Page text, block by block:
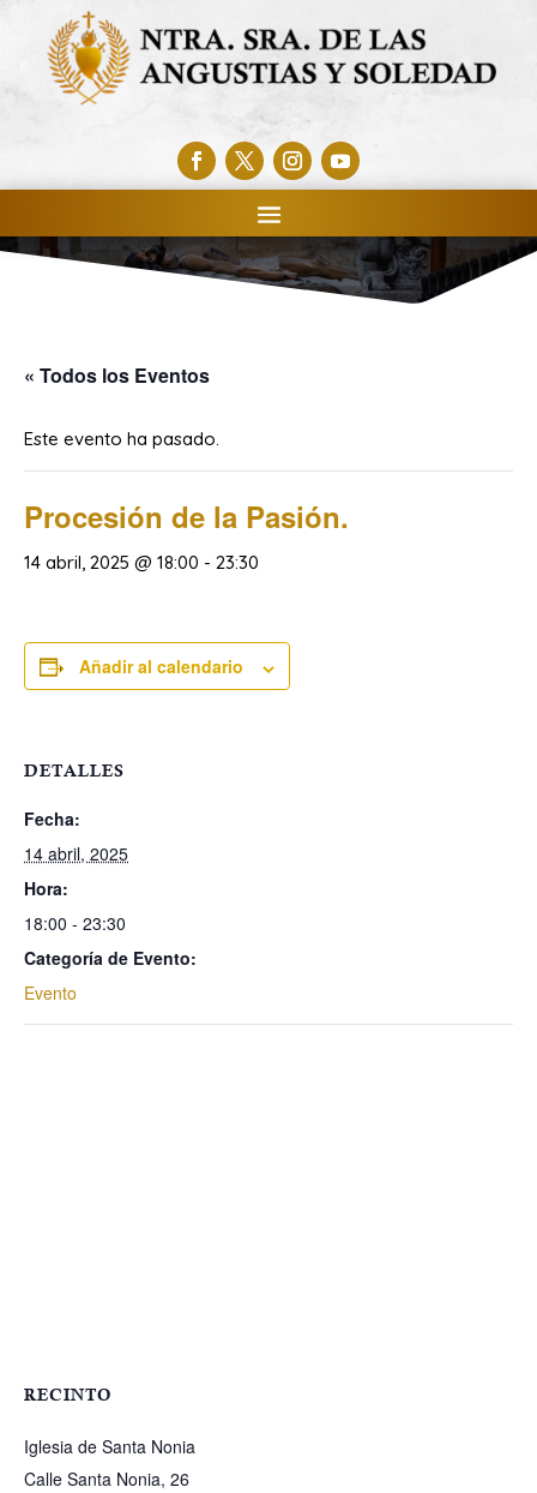
« Todos los Eventos
Este evento ha pasado.
Procesión de la Pasión.
14 abril, 2025 @ 18:00 - 23:30
Añadir al calendario
DETALLES
Fecha:
14 abril, 2025
Hora:
18:00 - 23:30
Categoría de Evento:
Evento
RECINTO
Iglesia de Santa Nonia
Calle Santa Nonia, 26